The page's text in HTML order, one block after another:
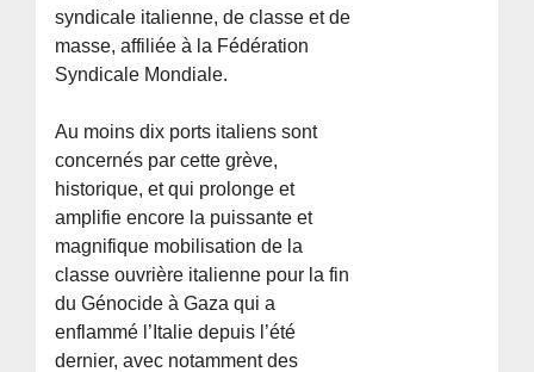
syndicale italienne, de classe et de
masse, affiliée à la Fédération
Syndicale Mondiale.
Au moins dix ports italiens sont
concernés par cette grève,
historique, et qui prolonge et
amplifie encore la puissante et
magnifique mobilisation de la
classe ouvrière italienne pour la fin
du Génocide à Gaza qui a
enflammé l’Italie depuis l’été
dernier, avec notamment des